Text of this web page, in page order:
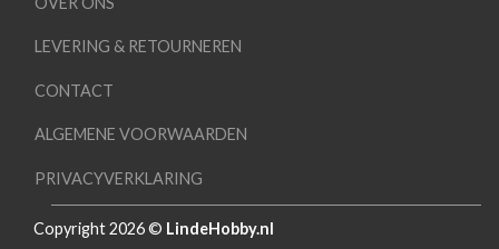
LEVERING & RETOURNEREN
CONTACT
ALGEMENE VOORWAARDEN
PRIVACYVERKLARING
Copyright 2026 © LindeHobby.nl